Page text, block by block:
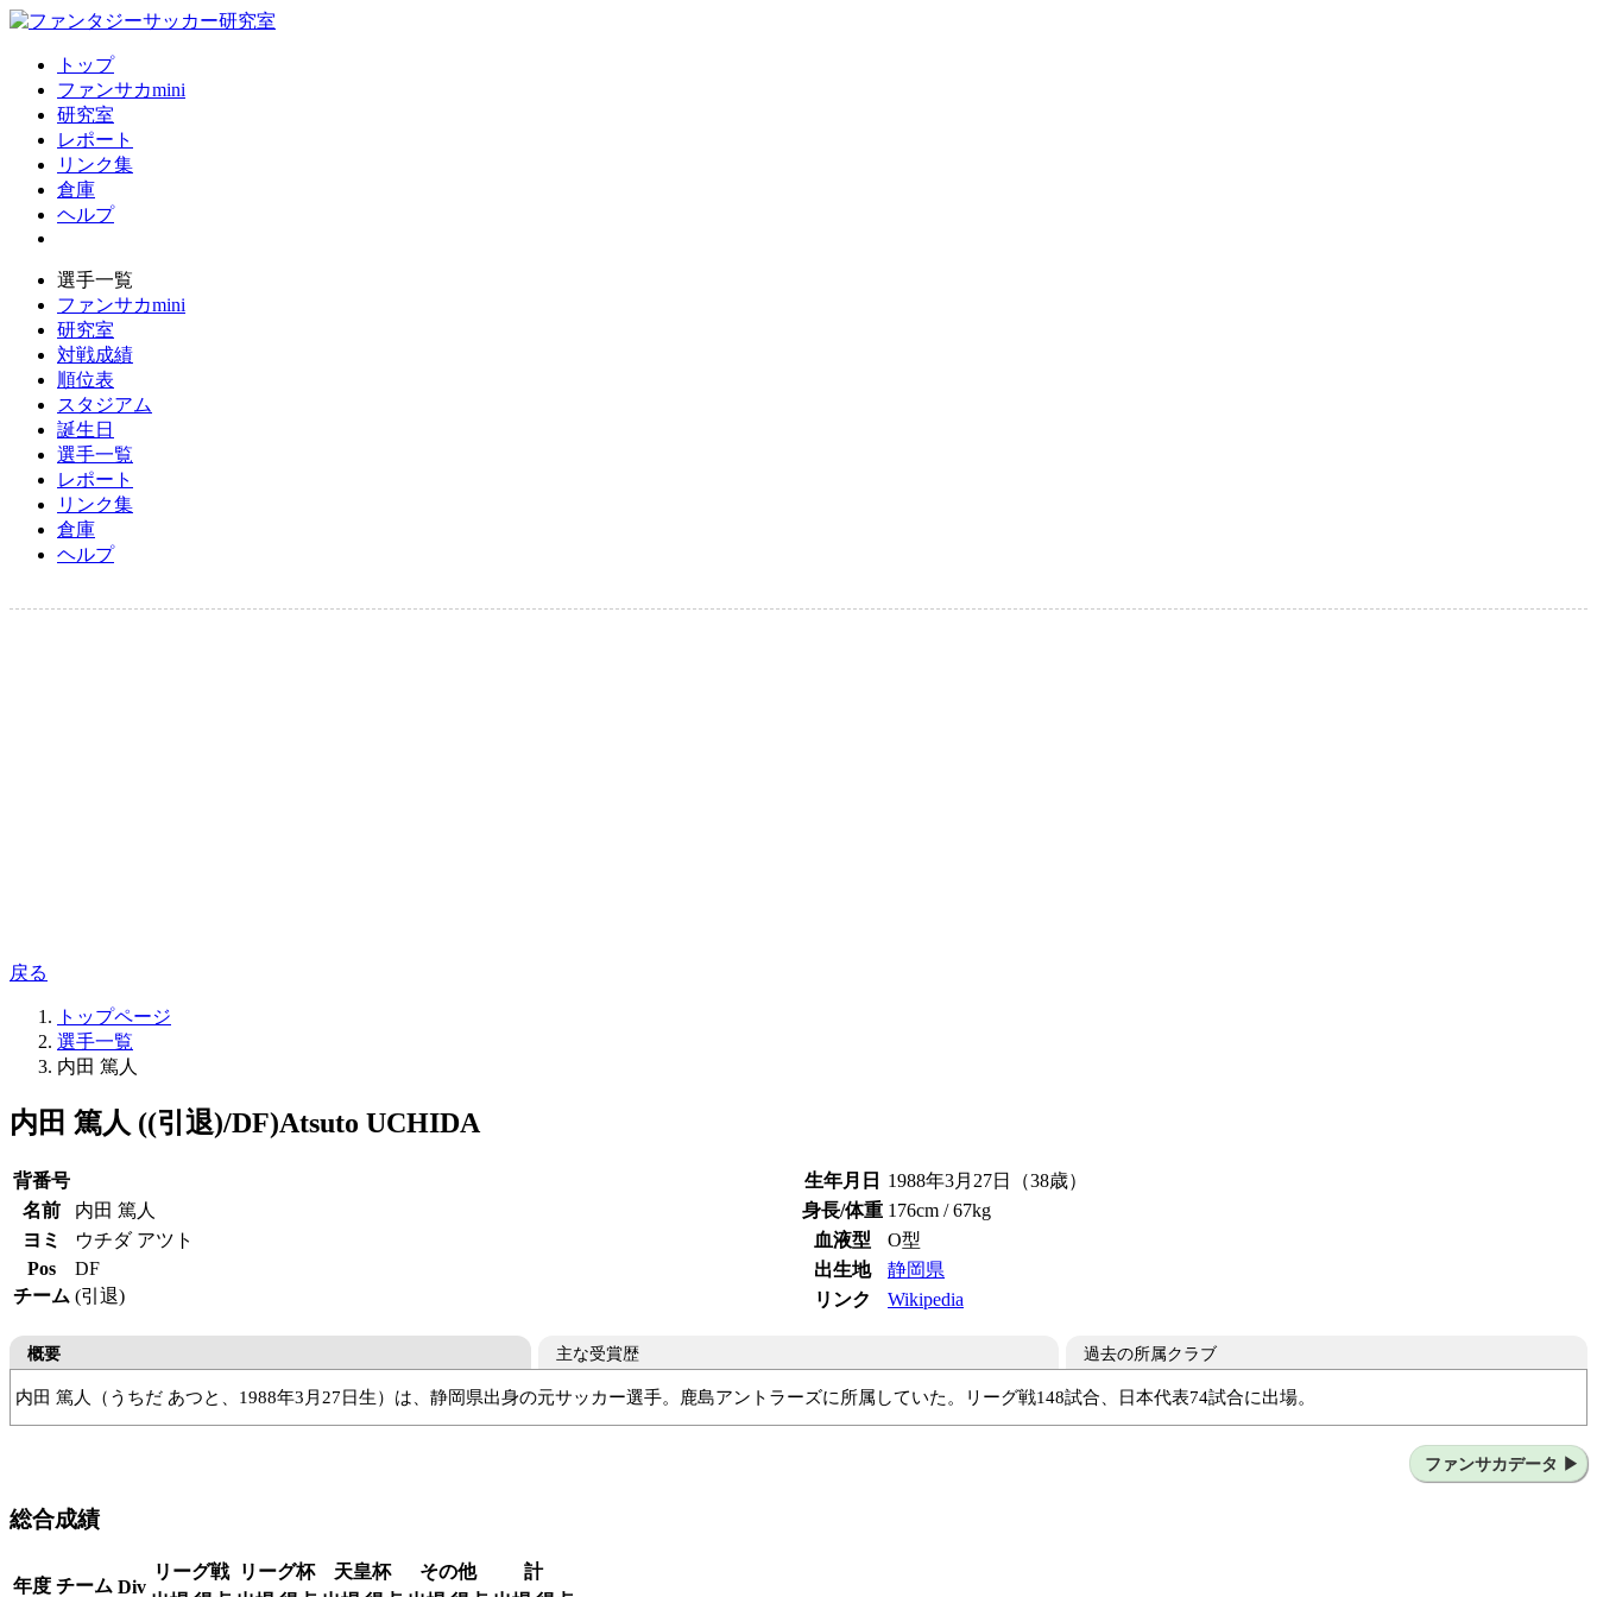
トップ
ファンサカmini
研究室
レポート
リンク集
倉庫
ヘルプ
選手一覧
ファンサカmini
研究室
対戦成績
順位表
スタジアム
誕生日
選手一覧
レポート
リンク集
倉庫
ヘルプ
戻る
トップページ
選手一覧
内田 篤人
内田 篤人 ((引退)/DF)Atsuto UCHIDA
背番号
名前
内田 篤人
ヨミ
ウチダ アツト
Pos
DF
チーム (引退)
生年月日
1988年3月27日（38歳）
身長/体重 176cm / 67kg
血液型
O型
出生地
静岡県
リンク
Wikipedia
概要
内田 篤人（うちだ あつと、1988年3月27日生）は、静岡県出身の元サッカー選手。鹿島アントラーズに所属していた。リーグ戦148試合、日本代表74試合に出場。
主な受賞歴 過去の所属クラブ
ファンサカデータ
総合成績
年度 チーム Div
リーグ戦 リーグ杯 天皇杯 その他
計